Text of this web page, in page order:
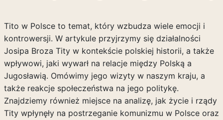
Tito w Polsce to temat, który wzbudza wiele emocji i
kontrowersji. W artykule przyjrzymy się działalności
Josipa Broza Tity w kontekście polskiej historii, a także
wpływowi, jaki wywarł na relacje między Polską a
Jugosławią. Omówimy jego wizyty w naszym kraju, a
także reakcje społeczeństwa na jego politykę.
Znajdziemy również miejsce na analizę, jak życie i rządy
Tity wpłynęły na postrzeganie komunizmu w Polsce oraz